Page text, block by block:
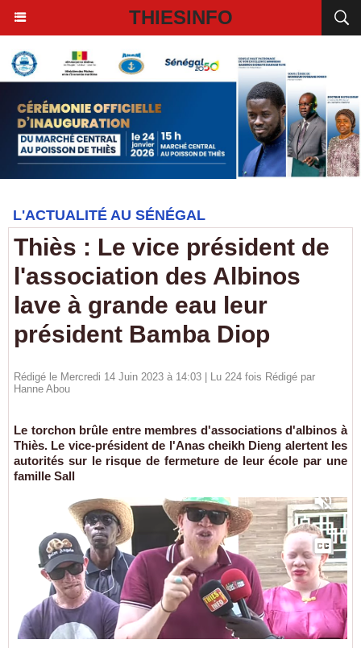
THIESINFO
L'ACTUALITÉ AU SÉNÉGAL
Thiès : Le vice président de
l'association des Albinos
lave à grande eau leur
président Bamba Diop
Rédigé le Mercredi 14 Juin 2023 à 14:03 | Lu 224 fois Rédigé par
Hanne Abou
Le torchon brûle entre membres d'associations d'albinos à
Thiès. Le vice-président de l'Anas cheikh Dieng alertent les
autorités sur le risque de fermeture de leur école par une
famille Sall